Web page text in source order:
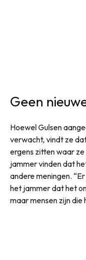
Geen
Hoewel Gulsen
verwacht, vindt ze
ergens zitten waar
jammer vinden dat
andere meningen.
het jammer dat het
maar mensen zijn die